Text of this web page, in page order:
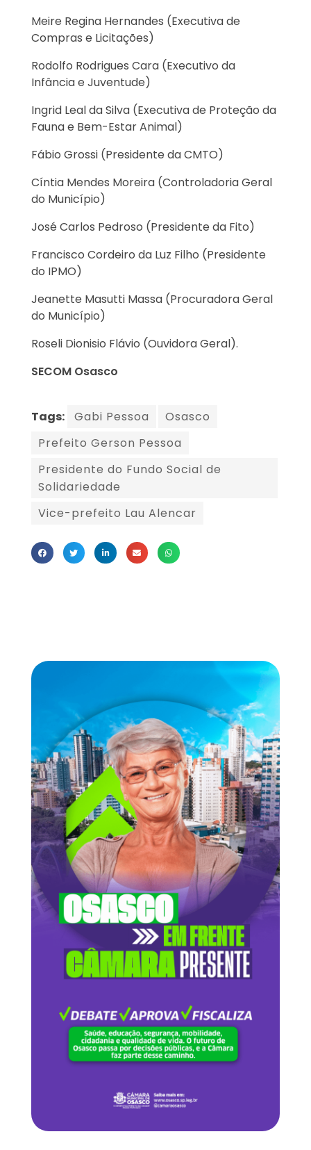
Meire Regina Hernandes (Executiva de
Compras e Licitações)
Rodolfo Rodrigues Cara (Executivo da
Infância e Juventude)
Ingrid Leal da Silva (Executiva de Proteção da
Fauna e Bem-Estar Animal)
Fábio Grossi (Presidente da CMTO)
Cíntia Mendes Moreira (Controladoria Geral
do Município)
José Carlos Pedroso (Presidente da Fito)
Francisco Cordeiro da Luz Filho (Presidente
do IPMO)
Jeanette Masutti Massa (Procuradora Geral
do Município)
Roseli Dionisio Flávio (Ouvidora Geral).
SECOM Osasco
Tags: Gabi Pessoa
Osasco
Prefeito Gerson Pessoa
Presidente do Fundo Social de
Solidariedade
Vice-prefeito Lau Alencar